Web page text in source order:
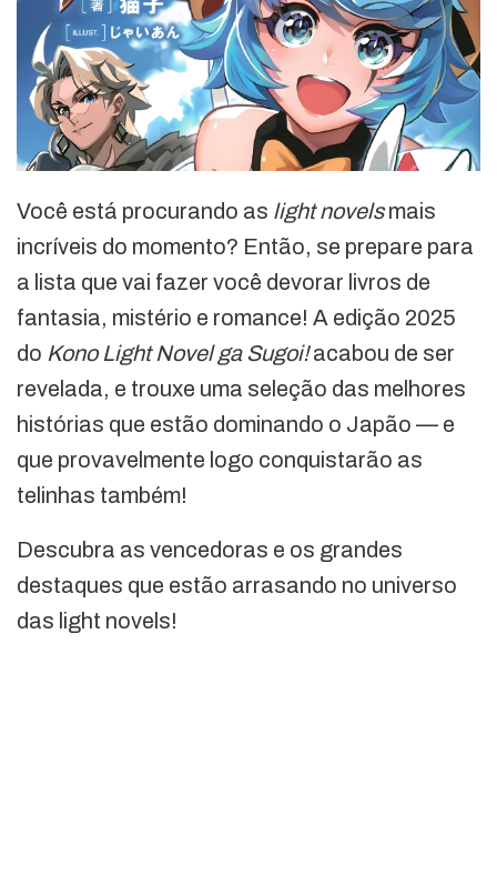
Você está procurando as light novelsmais
incríveis do momento? Então, se prepare para
a lista que vai fazer você devorar livros de
fantasia, mistério e romance! A edição 2025
do Kono Light Novel ga Sugoi!acabou de ser
revelada, e trouxe uma seleção das melhores
histórias que estão dominando o Japão — e
que provavelmente logo conquistarão as
telinhas também!
Descubra as vencedoras e os grandes
destaques que estão arrasando no universo
das light novels!